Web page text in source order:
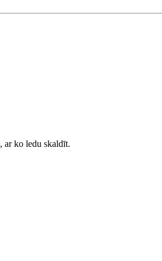
ar ko ledu skaldīt.